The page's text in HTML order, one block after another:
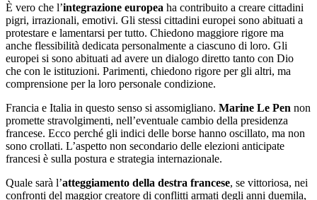
È vero che l’integrazione europea ha contribuito a creare cittadini
pigri, irrazionali, emotivi. Gli stessi cittadini europei sono abituati a
protestare e lamentarsi per tutto. Chiedono maggiore rigore ma
anche flessibilità dedicata personalmente a ciascuno di loro. Gli
europei si sono abituati ad avere un dialogo diretto tanto con Dio
che con le istituzioni. Parimenti, chiedono rigore per gli altri, ma
comprensione per la loro personale condizione.
Francia e Italia in questo senso si assomigliano. Marine Le Pen non
promette stravolgimenti, nell’eventuale cambio della presidenza
francese. Ecco perché gli indici delle borse hanno oscillato, ma non
sono crollati. L’aspetto non secondario delle elezioni anticipate
francesi è sulla postura e strategia internazionale.
Quale sarà l’atteggiamento della destra francese, se vittoriosa, nei
confronti del maggior creatore di conflitti armati degli anni duemila,